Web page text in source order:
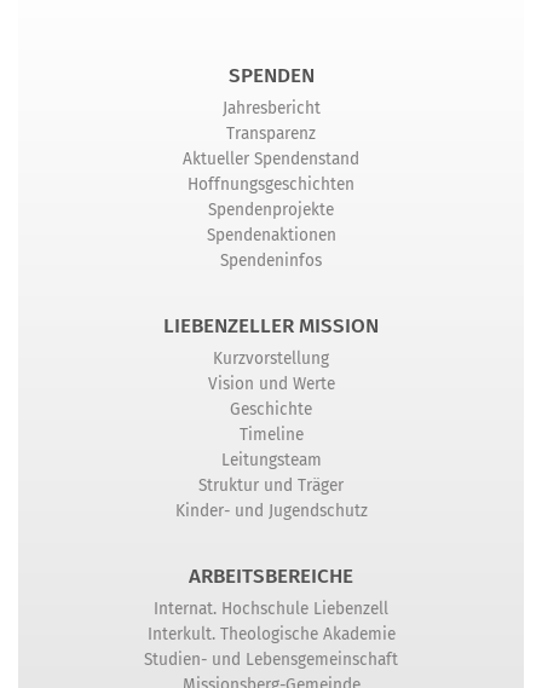
SPENDEN
Jahresbericht
Transparenz
Aktueller Spendenstand
Hoffnungsgeschichten
Spendenprojekte
Spendenaktionen
Spendeninfos
LIEBENZELLER MISSION
Kurzvorstellung
Vision und Werte
Geschichte
Timeline
Leitungsteam
Struktur und Träger
Kinder- und Jugendschutz
ARBEITSBEREICHE
Internat. Hochschule Liebenzell
Interkult. Theologische Akademie
Studien- und Lebensgemeinschaft